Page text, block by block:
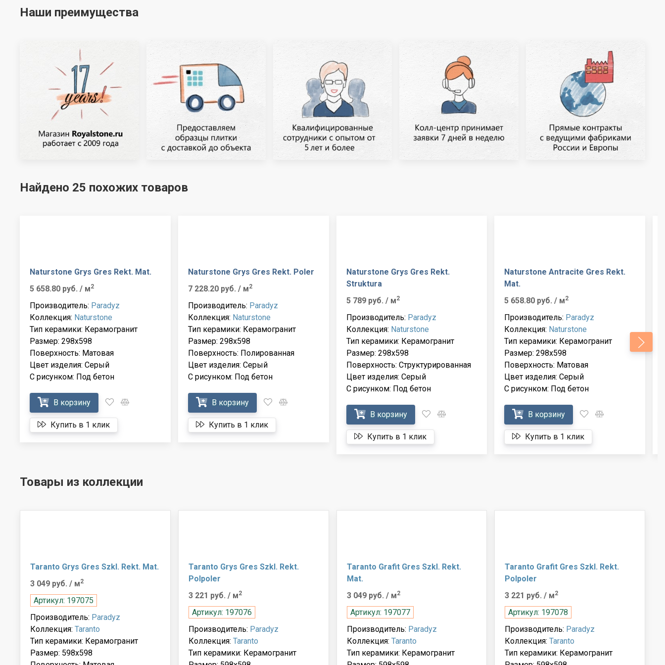
Наши преимущества
Найдено 25 похожих товаров
Naturstone Grys Gres Rekt. Mat.
5 658.80 руб. / м2
Производитель: Paradyz
Коллекция: Naturstone
Тип керамики: Керамогранит
Размер: 298x598
Поверхность: Матовая
Цвет изделия: Серый
С рисунком: Под бетон
В корзину
Купить в 1 клик
Naturstone Grys Gres Rekt. Poler
7 228.20 руб. / м2
Производитель: Paradyz
Коллекция: Naturstone
Тип керамики: Керамогранит
Размер: 298x598
Поверхность: Полированная
Цвет изделия: Серый
С рисунком: Под бетон
В корзину
Купить в 1 клик
Naturstone Grys Gres Rekt.
Struktura
5 789 руб. / м2
Производитель: Paradyz
Коллекция: Naturstone
Тип керамики: Керамогранит
Размер: 298x598
Поверхность: Структурированная
Цвет изделия: Серый
С рисунком: Под бетон
В корзину
Купить в 1 клик
Naturstone Antracite Gres Rekt.
Mat.
5 658.80 руб./ м2
Производитель: Paradyz
Коллекция: Naturstone
Тип керамики: Керамогранит
Размер: 298x598
Поверхность: Матовая
Цвет изделия: Серый
С рисунком: Под бетон
В корзину
Купить в 1 клик
Товары из коллекции
Taranto Grys Gres Szkl. Rekt. Mat.
3 049 руб. / м2
Артикул: 197075
Производитель: Paradyz
Коллекция: Taranto
Тип керамики: Керамогранит
Размер: 598x598
Taranto Grys Gres Szkl. Rekt.
Polpoler
3 221 руб. / м2
Артикул: 197076
Производитель: Paradyz
Коллекция: Taranto
Тип керамики: Керамогранит
Taranto Grafit Gres Szkl. Rekt.
Mat.
3 049 руб. / м2
Артикул: 197077
Производитель: Paradyz
Коллекция: Taranto
Тип керамики: Керамогранит
Taranto Grafit Gres Szkl. Rekt.
Polpoler
3 221 руб./ м2
Артикул: 197078
Производитель: Paradyz
Коллекция:Taranto
Тип керамики: Керамогранит